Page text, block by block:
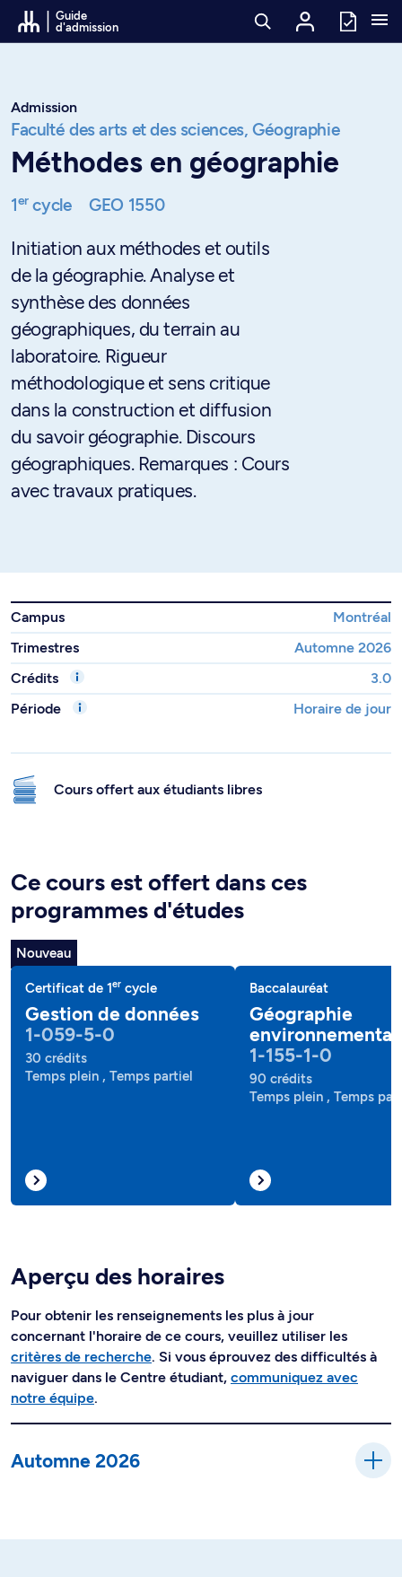
Passer au contenu
Guide
d'admission
Admission
Faculté des arts et des sciences, Géographie
Méthodes en géographie
1ercycle GEO 1550
Initiation aux méthodes et outils
de la géographie. Analyse et
synthèse des données
géographiques, du terrain au
laboratoire. Rigueur
méthodologique et sens critique
dans la construction et diffusion
du savoir géographie. Discours
géographiques. Remarques : Cours
avec travaux pratiques.
Campus
Montréal
Trimestres
Automne 2026
Crédits
3.0
Période
Horaire de jour
Cours offert aux étudiants libres
Ce cours est offert dans ces
programmes d'études
Nouveau
Certificat de 1er cycle
Gestion de données
1-059-5-0
30 crédits
Temps plein , Temps partiel
Baccalauréat
Géographie
1-155-1-0
90 crédits
Temps plein , Temps
Aperçu des horaires
Pour obtenir les renseignements les plus à jour
concernant l'horaire de ce cours, veuillez utiliser les
critères de recherche. Si vous éprouvez des difficultés à
naviguer dans le Centre étudiant, communiquez avec
notre équipe.
Automne 2026